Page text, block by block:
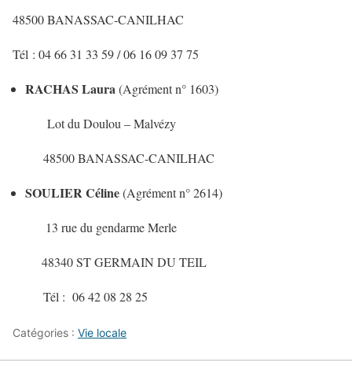
48500 BANASSAC-CANILHAC
Tél : 04 66 31 33 59 / 06 16 09 37 75
RACHAS Laura(Agrément n° 1603)
Lot du Doulou – Malvézy
48500 BANASSAC-CANILHAC
SOULIER Céline(Agrément n° 2614)
13 rue du gendarme Merle
48340 ST GERMAIN DU TEIL
Tél : 06 42 08 28 25
Catégories : Vie locale